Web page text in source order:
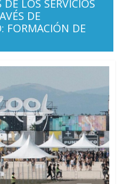
LOS SERVICIOS
DE
FORMACIÓN DE